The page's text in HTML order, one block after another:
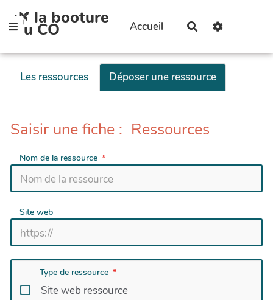
Aller au contenu principal
🌿 la booture
du CO Accueil Rechercher
Les ressources Déposer une ressource
Saisir une fiche : Ressources
Nom de la ressource
Site web
Type de ressource
Site web ressource